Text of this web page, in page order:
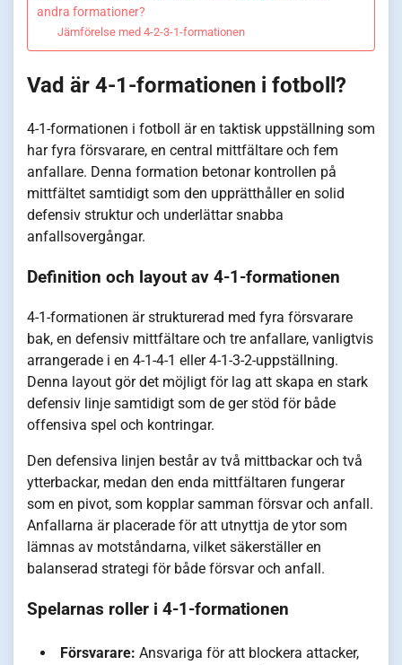
andra formationer?
Jämförelse med 4-2-3-1-formationen
Vad är 4-1-formationen i fotboll?
4-1-formationen i fotboll är en taktisk uppställning som
har fyra försvarare, en central mittfältare och fem
anfallare. Denna formation betonar kontrollen på
mittfältet samtidigt som den upprätthåller en solid
defensiv struktur och underlättar snabba
anfallsovergångar.
Definition och layout av 4-1-formationen
4-1-formationen är strukturerad med fyra försvarare
bak, en defensiv mittfältare och tre anfallare, vanligtvis
arrangerade i en 4-1-4-1 eller 4-1-3-2-uppställning.
Denna layout gör det möjligt för lag att skapa en stark
defensiv linje samtidigt som de ger stöd för både
offensiva spel och kontringar.
Den defensiva linjen består av två mittbackar och två
ytterbackar, medan den enda mittfältaren fungerar
som en pivot, som kopplar samman försvar och anfall.
Anfallarna är placerade för att utnyttja de ytor som
lämnas av motståndarna, vilket säkerställer en
balanserad strategi för både försvar och anfall.
Spelarnas roller i 4-1-formationen
Försvarare: Ansvariga för att blockera attacker,